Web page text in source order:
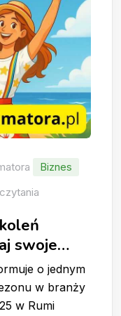
Biznes
swoje
o jednym
w branży
w Rumi